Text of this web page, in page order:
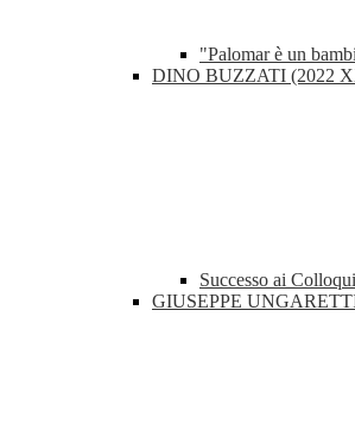
"Palomar è un
DINO BUZZATI (2022
Successo ai
GIUSEPPE